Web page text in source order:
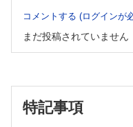
第52回 スマートウォ
の？【赤坂和美】
病棟コールの対応、お
第4回 発熱に対応しよ
よく使う日常治療薬の正
コメントする (ログインが
まだ投稿されていません
特記事項